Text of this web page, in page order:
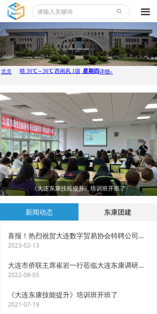
끀
ꄙ
新闻动态 东康团建
喜报！热烈祝贺大连数字贸易协会特聘公司董事长陈康先生为名誉会长
2023-02-13
大连市侨联主席崔岩一行莅临大连东康调研指导
2022-08-05
《大连东康技能提升》培训班开班了
2021-07-19
《大连东康技能提升》培训班开班了